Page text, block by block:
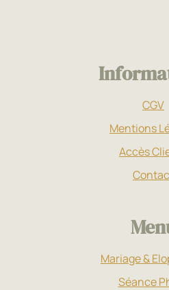
CGV
Mentions
Accès
Mariage &
Séance